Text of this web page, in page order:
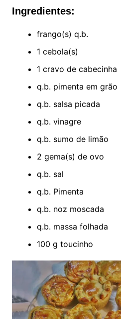
Ingredientes:
frango(s) q.b.
1 cebola(s)
1 cravo de cabecinha
q.b. pimenta em grão
q.b. salsa picada
q.b. vinagre
q.b. sumo de limão
2 gema(s) de ovo
q.b. sal
q.b. Pimenta
q.b. noz moscada
q.b. massa folhada
100 g toucinho